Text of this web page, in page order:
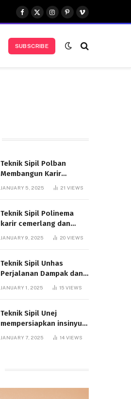
Facebook
X
(Twitter)
Instagram
Pinterest
Vimeo
SUBSCRIBE
Teknik Sipil Polban
Membangun Karir
Cemerlang Indonesia
JANUARY 5, 2025 21 VIEWS
Teknik Sipil Polinema
karir cemerlang dan
JANUARY 9, 2025 20 VIEWS
Teknik Sipil Unhas
Perjalanan Dampak dan
JANUARY 1, 2025 15 VIEWS
Teknik Sipil Unej
mempersiapkan insinyur
inovatif untuk masa
JANUARY 7, 2025 14 VIEWS